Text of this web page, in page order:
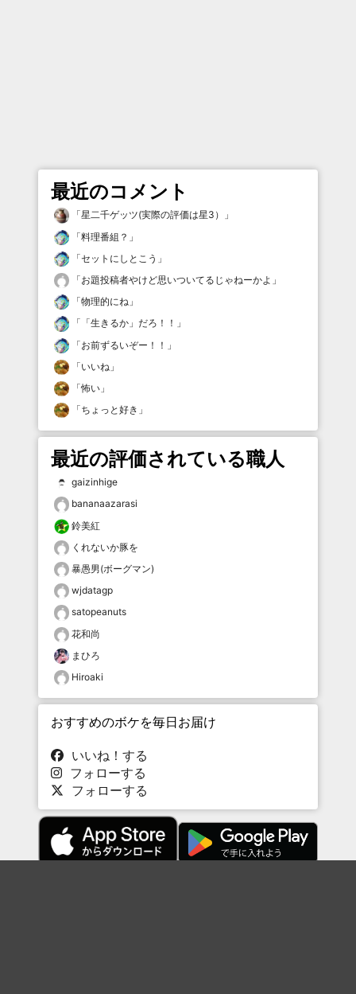
最近のコメント
「星二千ゲッツ(実際の評価は星3）
」
「料理番組？ 」
「セットにしとこう 」
「お題投稿者やけど思いついてるじゃねーかよ 」
「物理的にね 」
「 「生きるか」だろ！！ 」
「お前ずるいぞー！！ 」
「いいね 」
「怖い 」
「ちょっと好き 」
最近の評価されている職人
gaizinhige
bananaazarasi
鈴美紅
くれないか豚を
暴愚男(ボーグマン)
wjdatagp
satopeanuts
花和尚
まひろ
Hiroaki
おすすめのボケを毎日お届け
いいね！する
フォローする
フォローする